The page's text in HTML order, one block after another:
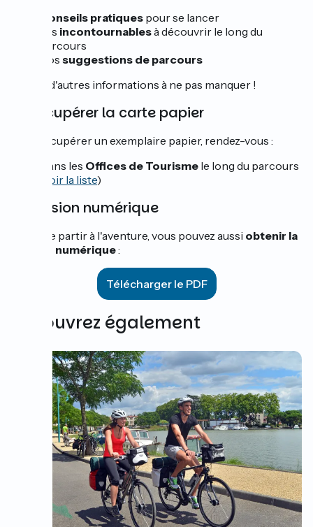
Conseils pratiques pour se lancer
Les incontournablesà découvrir le long du
parcours
Nos suggestions de parcours
Et bien d'autres informations à ne pas manquer !
📄 Récupérer la carte papier
Pour récupérer un exemplaire papier, rendez-vous :
Dans les Offices de Tourisme le long du parcours
voir la liste)
📲 Version numérique
Avant de partir à l'aventure, vous pouvez aussi obtenir la
version numérique:
Télécharger le PDF
Découvrez également